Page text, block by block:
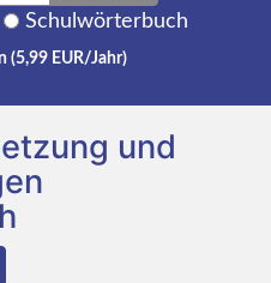
Schulwörterbuch
(5,99 EUR/Jahr)
und